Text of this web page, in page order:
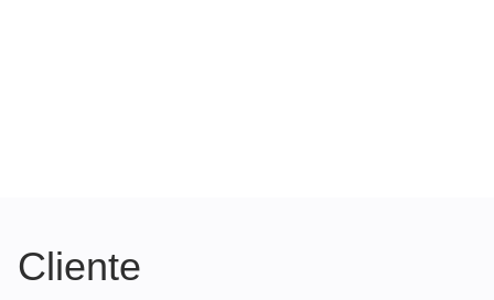
Cliente